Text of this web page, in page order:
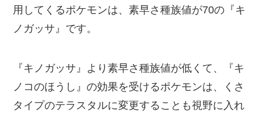
用してくるポケモンは、素早さ種族値が70の『キ
ノガッサ』です。
『キノガッサ』より素早さ種族値が低くて、『キ
ノコのほうし』の効果を受けるポケモンは、くさ
タイプのテラスタルに変更することも視野に入れ